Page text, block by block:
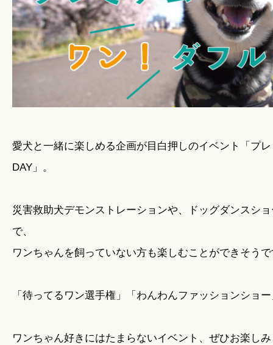
暮らしのキホン
暮らしのデザイン
暮らしのメンテナンス
お知らせ
愛犬と一緒に楽しめる企画が目白押しのイベント「プ
DAY」。
災害救助犬デモンストレーションや、ドッグダンスシ
で、
ワンちゃんを飼っていない方も楽しむことができそう
「待ってるワン選手権」「わんわんファッションショ
ワンちゃん好きにはたまらないイベント、ぜひお楽し